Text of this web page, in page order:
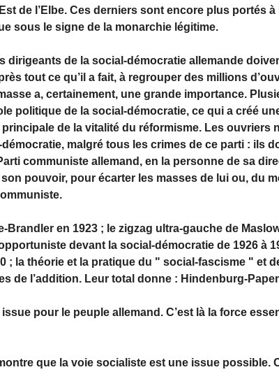
de l’Elbe. Ces derniers sont encore plus portés
sous le signe de la monarchie légitime.
dirigeants de la social-démocratie allemande
tout ce qu’il a fait, à regrouper des millions
a, certainement, une grande importance.
politique de la social-démocratie, ce qui a créé
principale de la vitalité du réformisme. Les ouvriers
malgré tous les crimes de ce parti : ils
communiste allemand, en la personne de sa
pouvoir, pour écarter les masses de lui ou, du
Brandler en 1923 ; le zigzag ultra-gauche de
devant la social-démocratie de 1926 à
; la théorie et la pratique du " social-fascisme " et
de l’addition. Leur total donne : Hindenburg-
pour le peuple allemand. C’est là la force
que la voie socialiste est une issue possible.